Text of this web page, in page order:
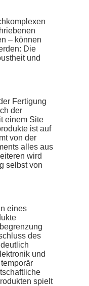
– können
Die
und
Fertigung
der
einem Site
ist auf
von der
alles aus
wird
selbst von
eines
des
und
spielt